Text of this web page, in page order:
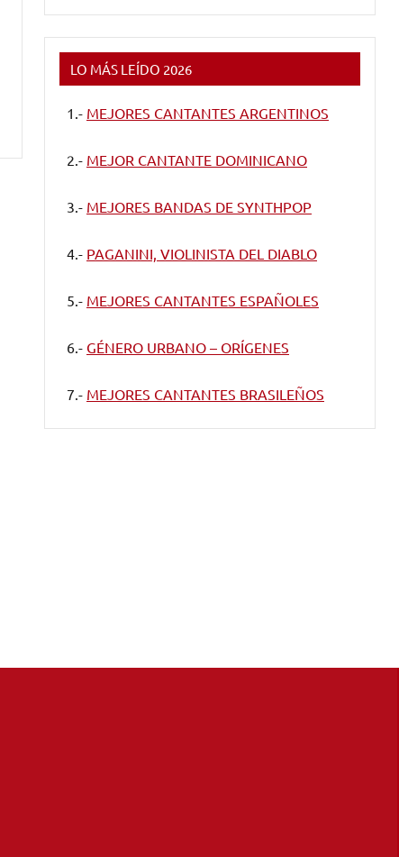
LO MÁS LEÍDO 2026
1.- MEJORES CANTANTES ARGENTINOS
2.- MEJOR CANTANTE DOMINICANO
3.- MEJORES BANDAS DE SYNTHPOP
4.- PAGANINI, VIOLINISTA DEL DIABLO
5.- MEJORES CANTANTES ESPAÑOLES
6.- GÉNERO URBANO – ORÍGENES
7.- MEJORES CANTANTES BRASILEÑOS